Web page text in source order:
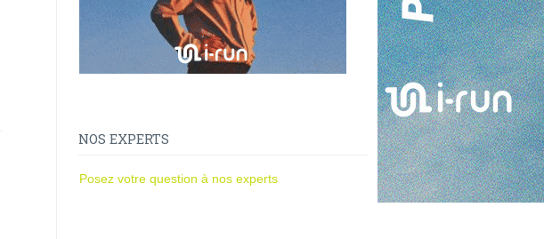
NOS EXPERTS
Posez votre question à nos experts